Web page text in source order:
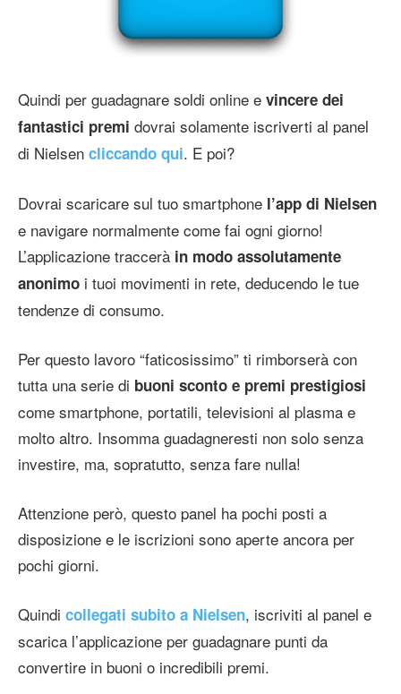
Quindi per guadagnare soldi online e vincere dei
fantastici premi dovrai solamente iscriverti al panel
di Nielsen cliccando qui. E poi?
Dovrai scaricare sul tuo smartphone l’app di Nielsen
e navigare normalmente come fai ogni giorno!
L’applicazione traccerà in modo assolutamente
anonimo i tuoi movimenti in rete, deducendo le tue
tendenze di consumo.
Per questo lavoro “faticosissimo” ti rimborserà con
tutta una serie di buoni sconto e premi prestigiosi
come smartphone, portatili, televisioni al plasma e
molto altro. Insomma guadagneresti non solo senza
investire, ma, sopratutto, senza fare nulla!
Attenzione però, questo panel ha pochi posti a
disposizione e le iscrizioni sono aperte ancora per
pochi giorni.
Quindi collegati subito a Nielsen, iscriviti al panel e
scarica l’applicazione per guadagnare punti da
convertire in buoni o incredibili premi.